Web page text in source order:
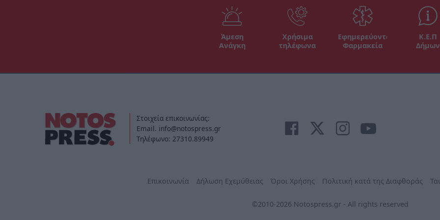
Άμεση
Ανάγκη
Χρήσιμα
τηλέφωνα
Εφημερεύοντα
Φαρμακεία
Κ.Ε.Π
Δήμων
Στοιχεία επικοινωνίας:
Email. info@notospress.gr
Τηλέφωνο: 27310.89949
Επικοινωνία Δήλωση Εχεμύθειας Όροι Χρήσης Πολιτική κατά της Διαφθοράς
©2010-2026 Notospress.gr - All rights reserved